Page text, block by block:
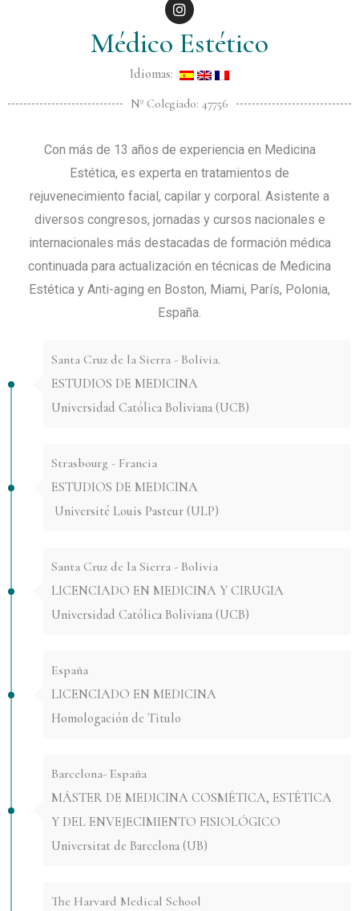
n
s
g
a
Médico Estético
Idiomas:
Nº Colegiado: 47756
Con más de 13 años de experiencia en Medicina
Estética, es experta en tratamientos de
rejuvenecimiento facial, capilar y corporal. Asistente a
diversos congresos, jornadas y cursos nacionales e
internacionales más destacadas de formación médica
continuada para actualización en técnicas de Medicina
Estética y Anti-aging en Boston, Miami, París, Polonia,
España.
Santa Cruz de la Sierra - Bolivia.
ESTUDIOS DE MEDICINA
Universidad Católica Boliviana (UCB)
Strasbourg - Francia
ESTUDIOS DE MEDICINA
Université Louis Pasteur (ULP)
Santa Cruz de la Sierra - Bolivia
LICENCIADO EN MEDICINA Y CIRUGIA
Universidad Católica Boliviana (UCB)
España
LICENCIADO EN MEDICINA
Homologación de Titulo
Barcelona- España
MÁSTER DE MEDICINA COSMÉTICA, ESTÉTICA
Y DEL ENVEJECIMIENTO FISIOLÓGICO
Universitat de Barcelona (UB)
The Harvard Medical School